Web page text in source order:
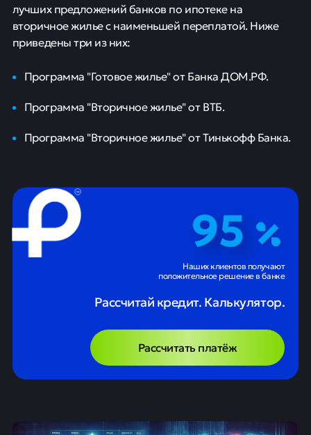
лучших предложений банков по ипотеке на
вторичное жилье с наименьшей переплатой. Ниже
приведены три из них:
Программа "Готовое жилье" от Банка ДОМ.РФ.
Программа "Вторичное жилье" от ВТБ.
Программа "Вторичное жилье" от Тинькофф Банка.
95
Наших клиентов получают
положительное решение в банке
Рассчитай кредит. Калькулятор.
Рассчитать платёж